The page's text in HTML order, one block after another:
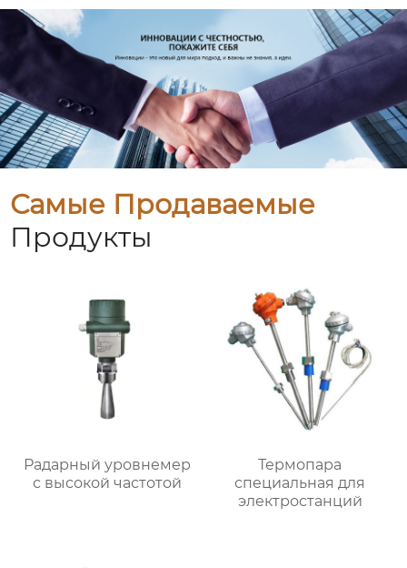
Самые Продаваемые
Продукты
Радарный уровнемер
с высокой частотой
Термопара
специальная для
электростанций